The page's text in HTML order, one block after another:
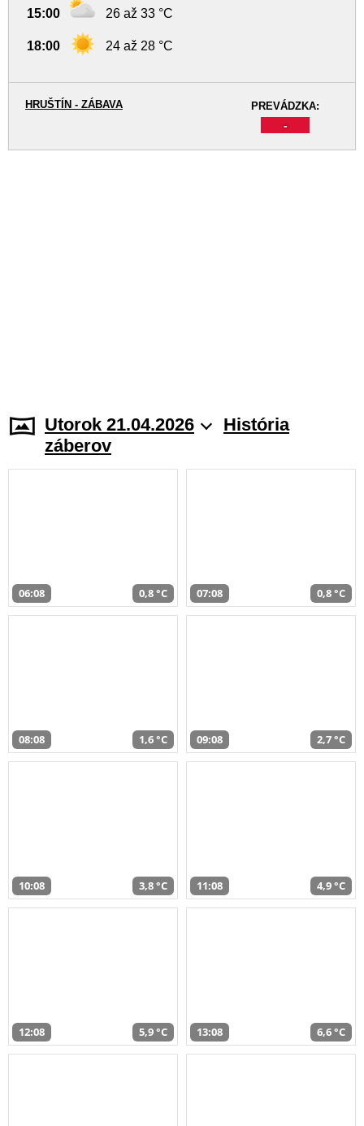
15:00 26 až 33 °C
18:00 24 až 28 °C
PREVÁDZKA:
-
HRUŠTÍN - ZÁBAVA
Utorok 21.04.2026
História
záberov
06:08 0,8 °C 07:08 0,8 °C
08:08 1,6 °C 09:08 2,7 °C
10:08 3,8 °C 11:08 4,9 °C
12:08 5,9 °C 13:08 6,6 °C